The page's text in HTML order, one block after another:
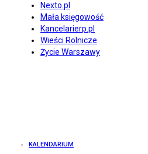
Nexto.pl
Mała księgowość
Kancelarierp.pl
Wieści Rolnicze
Życie Warszawy
KALENDARIUM